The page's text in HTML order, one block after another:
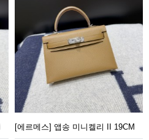
[에르메스] 앱송 미니켈리 II 19CM